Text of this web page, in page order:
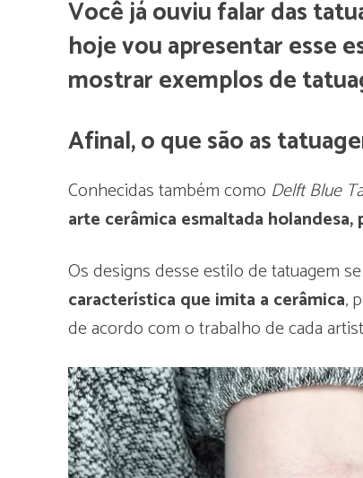
Você já ouviu falar das
hoje vou apresentar esse
mostrar exemplos de
Afinal, o que são as
Conhecidas também como Delft Blue
arte cerâmica esmaltada
Os designs desse estilo de tatuagem
característica que imita a cerâmica,
de acordo com o trabalho de cada